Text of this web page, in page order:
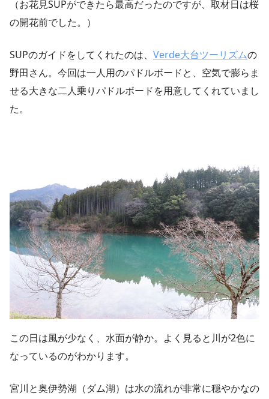
（お花見SUPができたら最高だったのですが、取材日は桜
の開花前でした。）
SUPのガイドをしてくれたのは、 Verde大台ツーリズムの
野田さん。今回は一人用のパドルボードと、空気で膨らま
せる大きな二人乗りパドルボードを用意してくれていまし
た。
この日は風が少なく、水面が静か。よく見ると川が2色に
なっているのがわかります。
宮川と奥伊勢湖（ダム湖）は水の流れが非常に穏やかなの